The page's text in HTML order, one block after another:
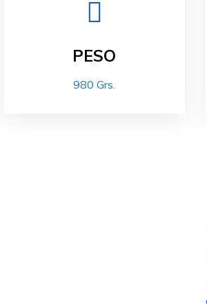
PESO
980 Grs.